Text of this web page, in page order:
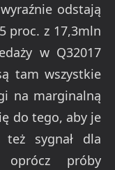
odstają
proc. z 17,3mln
w Q32017
tam wszystkie
na marginalną
do tego, aby je
sygnał dla
próby